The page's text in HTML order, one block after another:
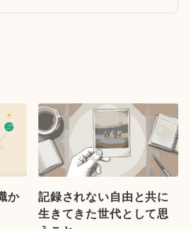
か
記録されない自由と共に
生きてきた世代として思